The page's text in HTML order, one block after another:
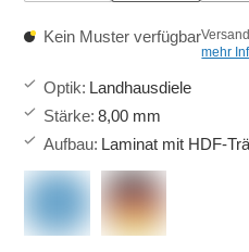
Kein Muster verfügbar
mehr
Optik: Landhausdiele
Stärke: 8,00 mm
Aufbau: Laminat mit HDF-